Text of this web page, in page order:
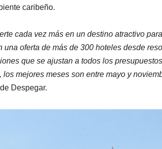
caribeño.
cada vez más en un destino atractivo
una oferta de más de 300 hoteles desde
que se ajustan a todos los
los mejores meses son entre mayo y
Despegar.